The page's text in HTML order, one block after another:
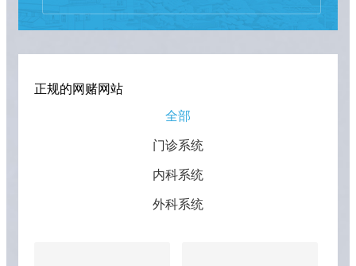
正规的网赌网站
全部
门诊系统
内科系统
外科系统